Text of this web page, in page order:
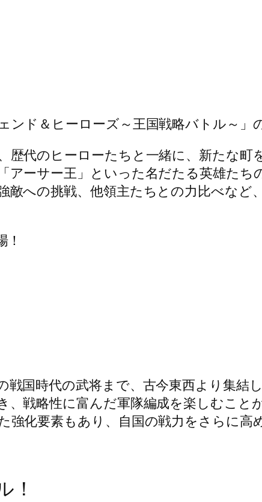
ド＆ヒーローズ～王国戦略バトル～」
歴代のヒーローたちと一緒に、新たな
アーサー王」といった名だたる英雄た
敵への挑戦、他領主たちとの力比べなど
戦国時代の武将まで、古今東西より集結
、戦略性に富んだ軍隊編成を楽しむこ
強化要素もあり、自国の戦力をさらに高
！